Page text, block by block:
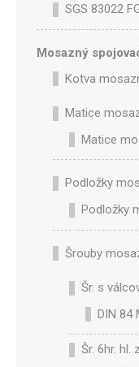
SGS 83022
Mosazný
Kotva
Matice
Matice
Podložky
Podložky
Šrouby
Šr. s
DIN 84
Šr. 6hr. hl.